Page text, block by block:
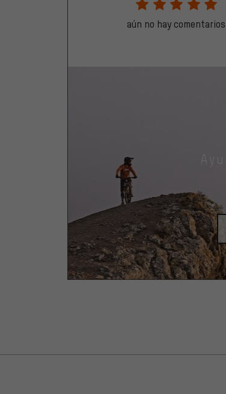
aún no hay comentarios